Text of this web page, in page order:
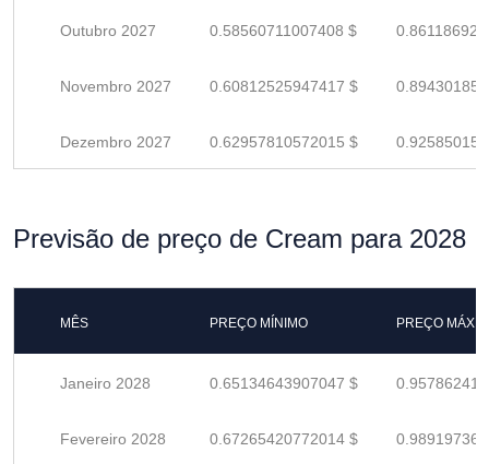
Outubro 2027 0.58560711007408 $
Novembro 2027 0.60812525947417 $
Dezembro 2027 0.62957810572015 $
Previsão de preço de Cream para 2028
MÊS PREÇO MÍNIMO PREÇO
Janeiro 2028 0.65134643907047 $
Fevereiro 2028 0.67265420772014 $